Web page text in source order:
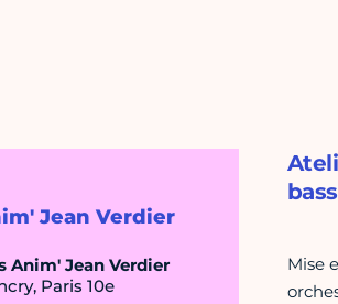
Jean Verdier
Anim' Jean Verdier
Paris 10e
Mise